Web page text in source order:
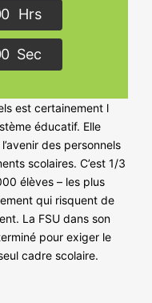
0 Hrs
0 Sec
est certainement l
éducatif. Elle
des personnels
scolaires. C’est 1/3
élèves – les plus
qui risquent de
La FSU dans son
pour exiger le
cadre scolaire.